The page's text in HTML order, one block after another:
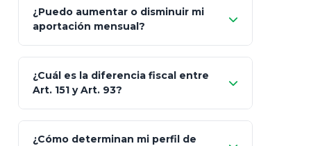
Seguros Monterrey
Skandia (Crea)
MetLife (MetaLife)
Prudential
¿Puedo aumentar o disminuir mi
aportación mensual?
¿Cuál es la diferencia fiscal entre
Art. 151 y Art. 93?
¿Cómo determinan mi perfil de